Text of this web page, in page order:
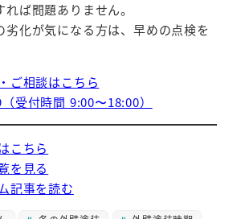
ば問題ありません。
劣化が気になる方は、早めの点検を
ご相談はこちら
受付時間 9:00〜18:00）
こちら
を見る
記事を読む